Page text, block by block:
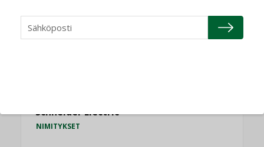
Refair
Schneider Electric
NIMITYKSET